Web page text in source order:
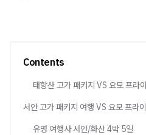
Contents
태항산 고가 패키지 VS 요모 프라
서안 고가 패키지 여행 VS 요모 프라
유명 여행사 서안/화산 4박 5일